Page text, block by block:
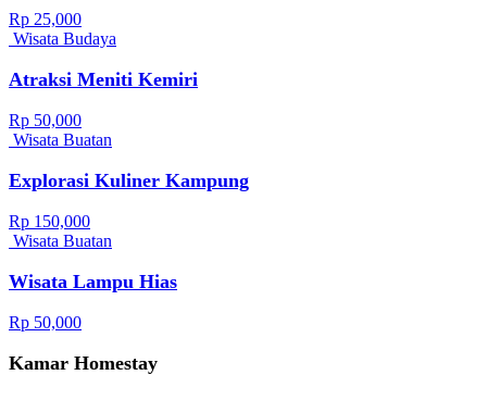
Rp 25,000
Wisata Budaya
Atraksi Meniti Kemiri
Rp 50,000
Wisata Buatan
Explorasi Kuliner Kampung
Rp 150,000
Wisata Buatan
Wisata Lampu Hias
Rp 50,000
Kamar Homestay